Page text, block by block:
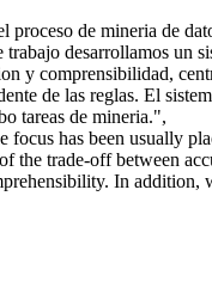
de mineria de
desarrollamos un
y comprensibilidad,
de las reglas. El
tareas de mineria.",
has been usually
the trade-off between
In